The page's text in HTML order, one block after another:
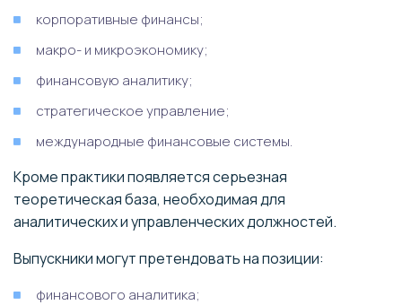
корпоративные финансы;
макро- и микроэкономику;
финансовую аналитику;
стратегическое управление;
международные финансовые системы.
Кроме практики появляется серьезная
теоретическая база, необходимая для
аналитических и управленческих должностей.
Выпускники могут претендовать на позиции:
финансового аналитика;